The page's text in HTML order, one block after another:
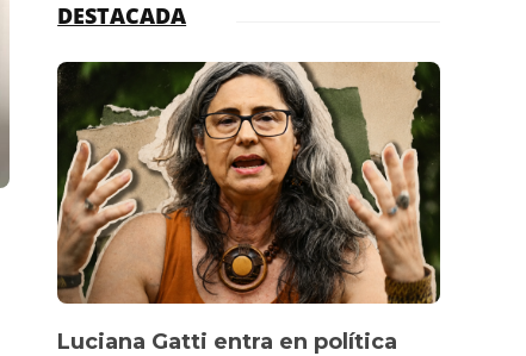
DESTACADA
Luciana Gatti entra en política